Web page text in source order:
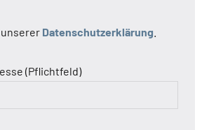
unserer Datenschutzerklärung
(Pflichtfeld)